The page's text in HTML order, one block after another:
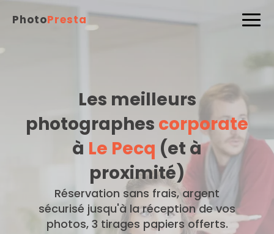
PhotoPresta
Les meilleurs
photographes corporate
à Le Pecq (et à
proximité)
Réservation sans frais, argent
sécurisé jusqu'à la réception de vos
photos, 3 tirages papiers offerts.